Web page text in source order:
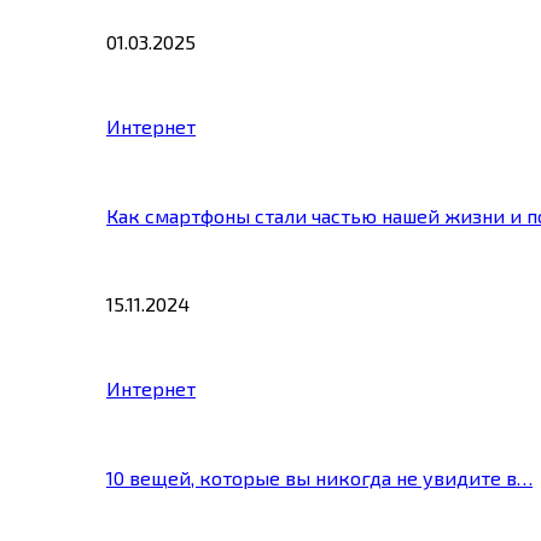
01.03.2025
Интернет
Как смартфоны стали частью нашей жизни и
15.11.2024
Интернет
10 вещей, которые вы никогда не увидите в…